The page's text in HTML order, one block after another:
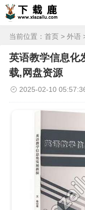
当前位置： 首页 > 外语
英语教学信息化
载,网盘资源
2025-02-10